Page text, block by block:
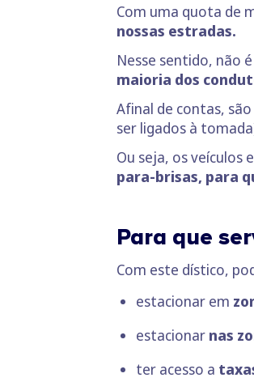
Com uma quota de
nossas estradas.
Nesse sentido, não
maioria dos
Afinal de contas,
ser ligados à
Ou seja, os veículos
para-brisas, para
Para que
Com este dístico,
estacionar em
estacionar nas
ter acesso a